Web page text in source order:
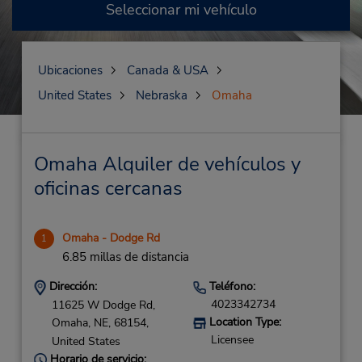
Seleccionar mi vehículo
Ubicaciones
Canada & USA
United States
Nebraska Omaha
Omaha Alquiler de vehículos y
oficinas cercanas
1 Omaha - Dodge Rd
6.85 millas de distancia
Dirección:
11625 W Dodge Rd,
Omaha, NE, 68154,
United States
Teléfono:
4023342734
Location Type:
Licensee